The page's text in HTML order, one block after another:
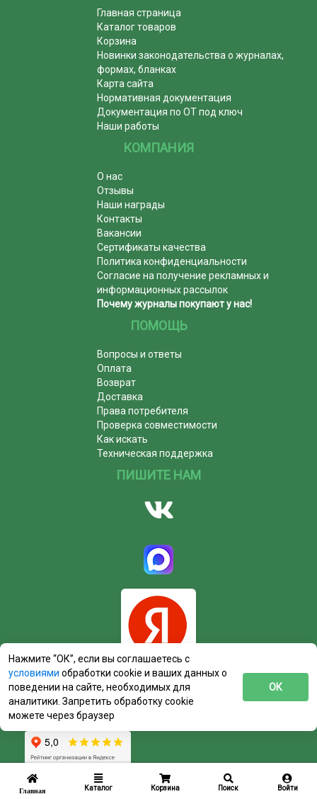
Главная Каталог Корзина Поиск Войти
Главная страница
Каталог товаров
Корзина
Новинки законодательства о журналах,
формах, бланках
Карта сайта
Нормативная документация
Документация по ОТ под ключ
Наши работы
КОМПАНИЯ
О нас
Отзывы
Наши награды
Контакты
Вакансии
Сертификаты качества
Политика конфиденциальности
Согласие на получение рекламных и
информационных рассылок
Почему журналы покупают у нас!
ПОМОЩЬ
Вопросы и ответы
Оплата
Возврат
Доставка
Права потребителя
Проверка совместимости
Как искать
Техническая поддержка
ПИШИТЕ НАМ
Нажмите “ОК”, если вы соглашаетесь с
условиями обработки cookie и ваших данных о
поведении на сайте, необходимых для
аналитики. Запретить обработку cookie
можете через браузер
ОК